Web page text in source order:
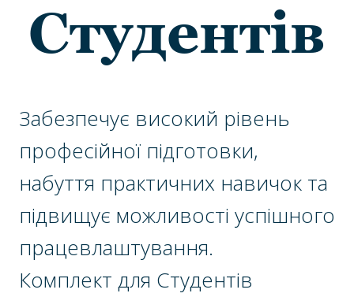
Студентів
Забезпечує високий рівень
професійної підготовки,
набуття практичних навичок та
підвищує можливості успішного
працевлаштування.
Комплект для Студентів